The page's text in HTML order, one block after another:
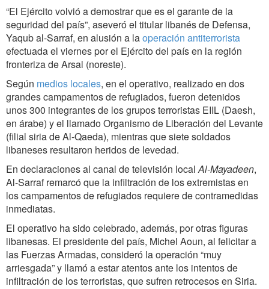
“El Ejército volvió a demostrar que es el garante de la
seguridad del país”, aseveró el titular libanés de Defensa,
Yaqub al-Sarraf, en alusión a laoperación antiterrorista
efectuada el viernes por el Ejército del país en la región
fronteriza de Arsal (noreste).
Según medios locales, en el operativo, realizado en dos
grandes campamentos de refugiados, fueron detenidos
unos 300 integrantes de los grupos terroristas EIIL (Daesh,
en árabe) y el llamado Organismo de Liberación del Levante
(filial siria de Al-Qaeda), mientras que siete soldados
libaneses resultaron heridos de levedad.
En declaraciones al canal de televisión localAl-Mayadeen,
Al-Sarraf remarcó que la infiltración de los extremistas en
los campamentos de refugiados requiere de contramedidas
inmediatas.
El operativo ha sido celebrado, además, por otras figuras
libanesas. El presidente del país, Michel Aoun, al felicitar a
las Fuerzas Armadas, consideró la operación “muy
arriesgada” y llamó a estar atentos ante los intentos de
infiltración de los terroristas, que sufren retrocesos en Siria.